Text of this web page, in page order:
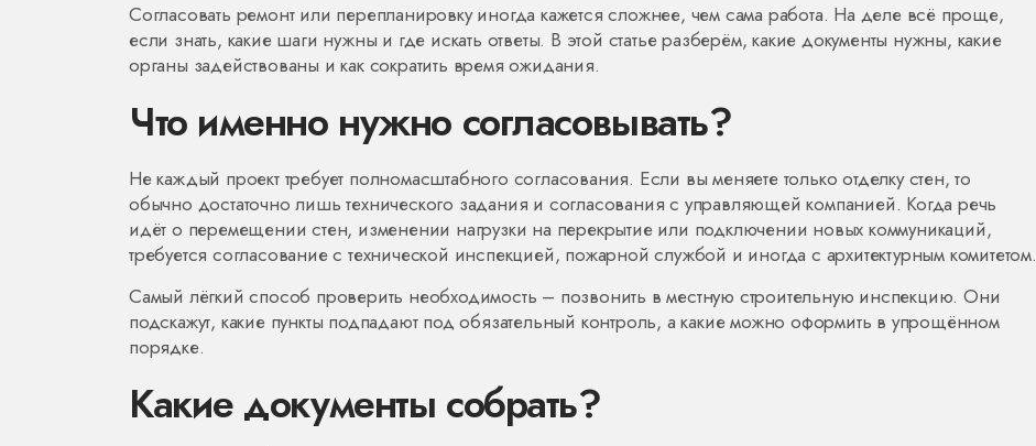
Согласовать ремонт или перепланировку иногда кажется сложнее, чем сама работа. На деле всё проще,
если знать, какие шаги нужны и где искать ответы. В этой статье разберём, какие документы нужны, какие
органы задействованы и как сократить время ожидания.
Что именно нужно согласовывать?
Не каждый проект требует полномасштабного согласования. Если вы меняете только отделку стен, то
обычно достаточно лишь технического задания и согласования с управляющей компанией. Когда речь
идёт о перемещении стен, изменении нагрузки на перекрытие или подключении новых коммуникаций,
требуется согласование с технической инспекцией, пожарной службой и иногда с архитектурным комитетом.
Самый лёгкий способ проверить необходимость – позвонить в местную строительную инспекцию. Они
подскажут, какие пункты подпадают под обязательный контроль, а какие можно оформить в упрощённом
порядке.
Какие документы собрать?